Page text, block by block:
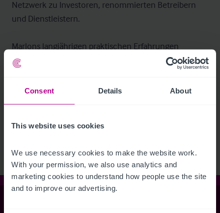
Consent Details About
This website uses cookies
We use necessary cookies to make the website work.
With your permission, we also use analytics and
marketing cookies to understand how people use the site
and to improve our advertising.
Netzwerk zu Investoren, renommierten Betreibern
und Dienstleistern.
Marlons langjährigen praktischen Erfahrungen
komplettieren sein akademisches Wissen, welches er
an der FH Kufstein mit einem Masterabschluss in
Immobilien- und Facilitymanagement, sowie seinem
Bachelor in Immobilienwirtschaft an der Hochschule
absolvierte.